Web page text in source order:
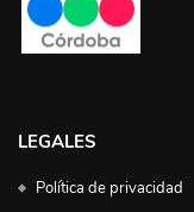
LEGALES
Política de privacidad